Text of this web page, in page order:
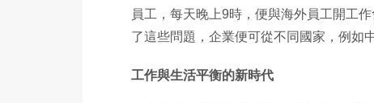
員工，每天晚上9時，便與海外員工開工
了這些問題，企業便可從不同國家，例如
工作與生活平衡的新時代